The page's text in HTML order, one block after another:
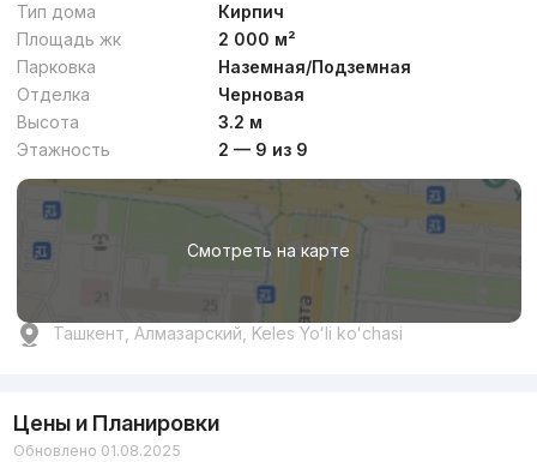
Тип дома
Кирпич
Площадь жк
2 000 м²
Парковка
Наземная/Подземная
Отделка
Черновая
Высота
3.2 м
Этажность
2 — 9 из 9
Смотреть на карте
Ташкент, Алмазарский, Keles Yoʻli koʻchasi
Цены и Планировки
Обновлено 01.08.2025